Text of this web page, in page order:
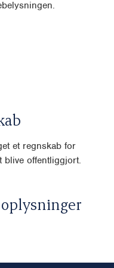
et regnskab for
blive offentliggjort.